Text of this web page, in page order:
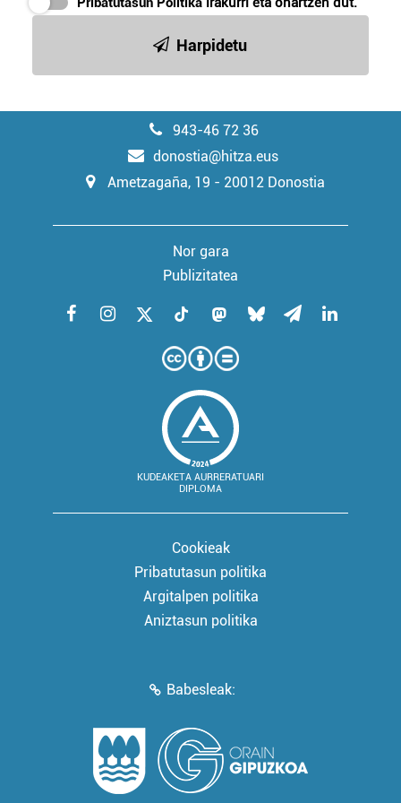
Harpidetu
943-46 72 36
donostia@hitza.eus
Ametzagaña, 19 - 20012 Donostia
Nor gara
Publizitatea
KUDEAKETA AURRERATUARI
DIPLOMA
Cookieak
Pribatutasun politika
Argitalpen politika
Aniztasun politika
Babesleak: